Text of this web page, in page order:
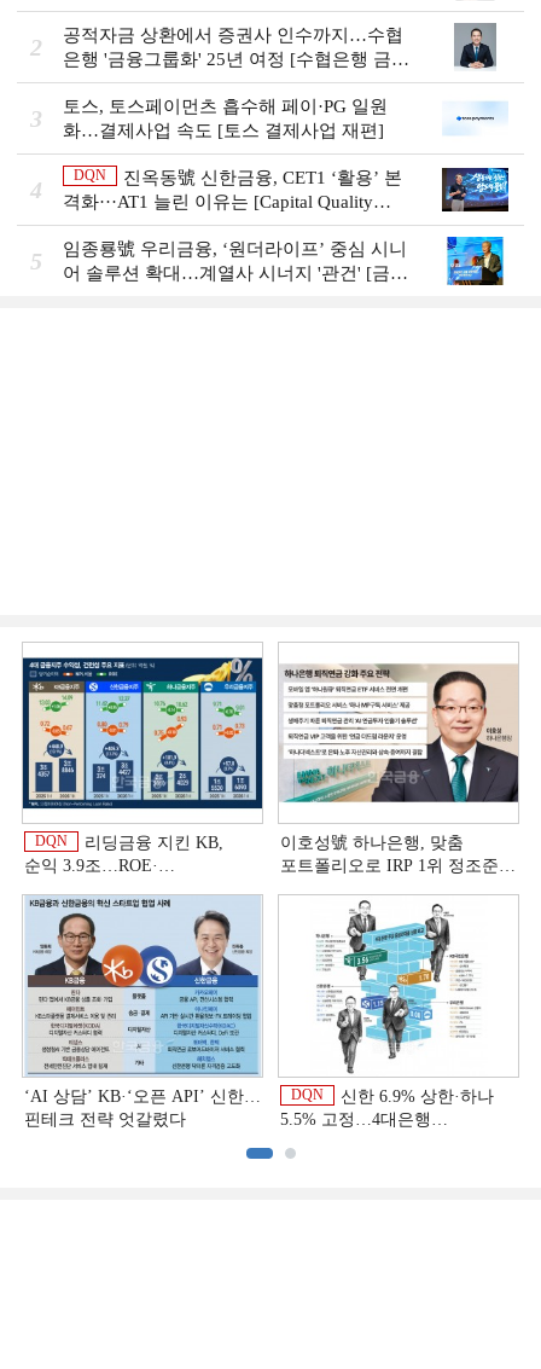
비즈니스 돋보기]
2
공적자금 상환에서 증권사 인수까지…수협
은행 '금융그룹화' 25년 여정 [수협은행 금융
그룹의 꿈①]
3
토스, 토스페이먼츠 흡수해 페이·PG 일원
화…결제사업 속도 [토스 결제사업 재편]
4
DQN
진옥동號 신한금융, CET1 ‘활용’ 본
격화···AT1 늘린 이유는 [Capital Quality
Review]
5
임종룡號 우리금융, ‘원더라이프’ 중심 시니
어 솔루션 확대…계열사 시너지 '관건' [금융
DQN
리딩금융 지킨 KB,
순익 3.9조…ROE·
상반기 금융 리그테이블]
이호성號 하나은행, 맞춤
포트폴리오로 IRP 1위 정조준
‘AI 상담’ KB·‘오픈 API’ 신한…
핀테크 전략 엇갈렸다
DQN
신한 6.9% 상한·하나
5.5% 고정…4대은행